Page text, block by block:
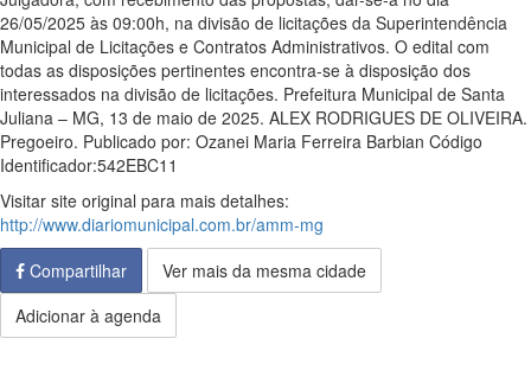
26/05/2025 às 09:00h, na divisão de licitações da Superintendência
Municipal de Licitações e Contratos Administrativos. O edital com
todas as disposições pertinentes encontra-se à disposição dos
interessados na divisão de licitações. Prefeitura Municipal de Santa
Juliana – MG, 13 de maio de 2025. ALEX RODRIGUES DE OLIVEIRA.
Pregoeiro. Publicado por: Ozanei Maria Ferreira Barbian Código
Identificador:542EBC11
Visitar site original para mais detalhes:
http://www.diariomunicipal.com.br/amm-mg
Compartilhar
Ver mais da mesma cidade
Adicionar à agenda